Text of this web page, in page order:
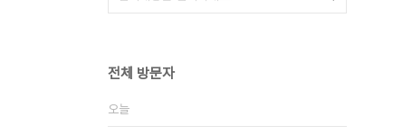
전체 방문자
오늘